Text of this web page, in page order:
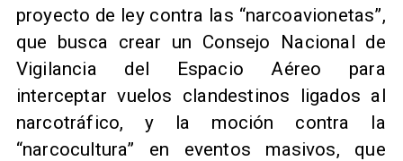
proyecto de ley contra las “narcoavionetas”,
que busca crear un Consejo Nacional de
Vigilancia del Espacio Aéreo para
interceptar vuelos clandestinos ligados al
narcotráfico, y la moción contra la
“narcocultura” en eventos masivos, que